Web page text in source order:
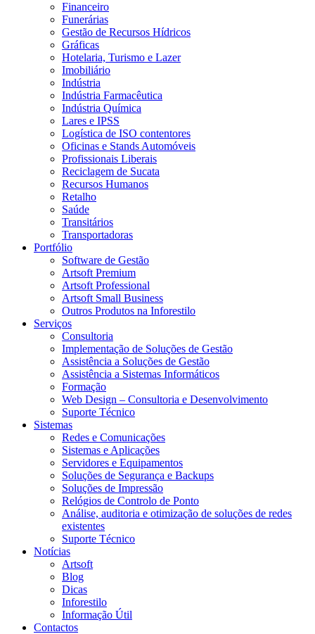
Financeiro
Funerárias
Gestão de Recursos Hídricos
Gráficas
Hotelaria, Turismo e Lazer
Imobiliário
Indústria
Indústria Farmacêutica
Indústria Química
Lares e IPSS
Logística de ISO contentores
Oficinas e Stands Automóveis
Profissionais Liberais
Reciclagem de Sucata
Recursos Humanos
Retalho
Saúde
Transitários
Transportadoras
Portfólio
Software de Gestão
Artsoft Premium
Artsoft Professional
Artsoft Small Business
Outros Produtos na Inforestilo
Serviços
Consultoria
Implementação de Soluções de Gestão
Assistência a Soluções de Gestão
Assistência a Sistemas Informáticos
Formação
Web Design – Consultoria e Desenvolvimento
Suporte Técnico
Sistemas
Redes e Comunicações
Sistemas e Aplicações
Servidores e Equipamentos
Soluções de Segurança e Backups
Soluções de Impressão
Relógios de Controlo de Ponto
Análise, auditoria e otimização de soluções de redes
existentes
Suporte Técnico
Notícias
Artsoft
Blog
Dicas
Inforestilo
Informação Útil
Contactos